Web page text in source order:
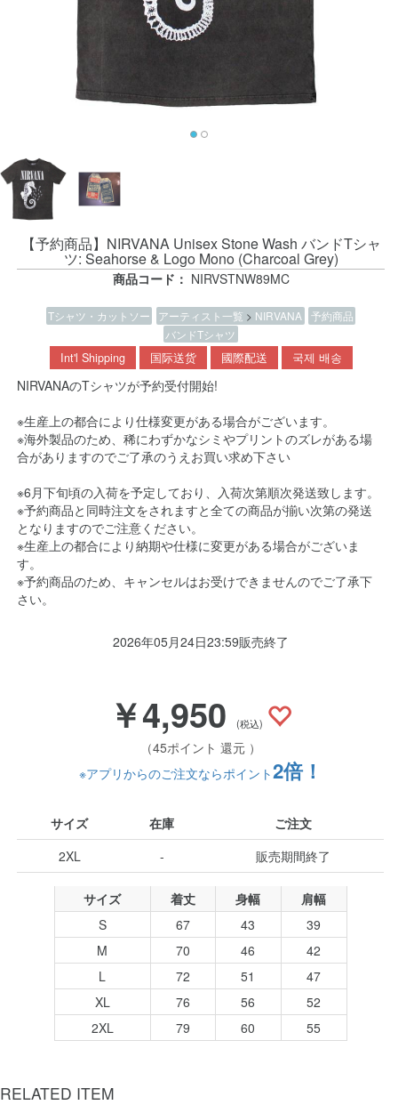
【予約商品】NIRVANA Unisex Stone Wash バンドTシャ
ツ: Seahorse & Logo Mono (Charcoal Grey)
商品コード： NIRVSTNW89MC
Tシャツ・カットソー アーティスト一覧 > NIRVANA 予約商品
バンドTシャツ
Int'l Shipping 国际送货 國際配送 국제 배송
NIRVANAのTシャツが予約受付開始!
※生産上の都合により仕様変更がある場合がございます。
※海外製品のため、稀にわずかなシミやプリントのズレがある場
合がありますのでご了承のうえお買い求め下さい
※6月下旬頃の入荷を予定しており、入荷次第順次発送致します。
※予約商品と同時注文をされますと全ての商品が揃い次第の発送
となりますのでご注意ください。
※生産上の都合により納期や仕様に変更がある場合がございま
す。
※予約商品のため、キャンセルはお受けできませんのでご了承下
さい。
2026年05月24日23:59販売終了
￥4,950 (税込)
（45ポイント 還元 ）
※アプリからのご注文ならポイント2倍！
サイズ 在庫
ご注文
2XL
- 販売期間終了
サイズ 着丈 身幅
肩幅
S
67 43
39
M
70 46
42
L
72 51
47
XL
76 56
52
2XL
79 60 55
RELATED ITEM